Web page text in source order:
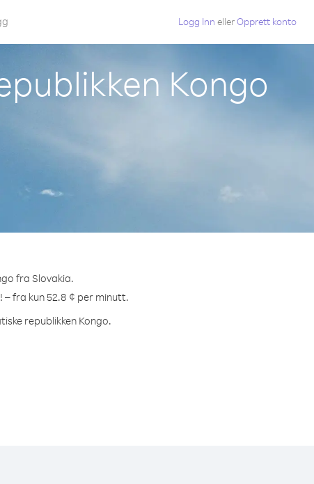
Logg Inn ellerOpprett konto
Kongo
fra Slovakia.
– fra kun 52.8 ¢ per minutt.
republikken Kongo.